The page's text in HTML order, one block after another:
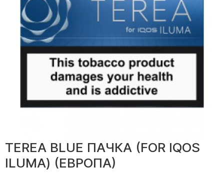
TEREA BLUE ПАЧКА (FOR IQOS
ILUMA) (ЕВРОПА)